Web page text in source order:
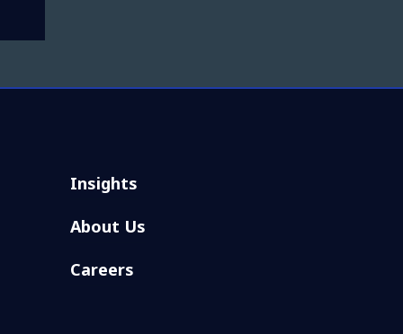
Insights
About Us
Careers